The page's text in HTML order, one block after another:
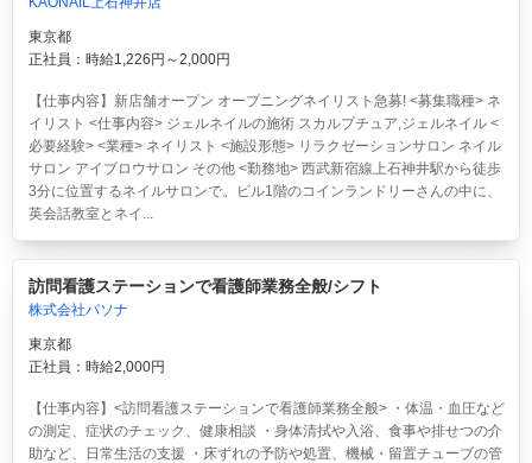
東京都
正社員：時給1,226円～2,000円
【仕事内容】新店舗オープン オープニングネイリスト急募! <募集職種> ネ
イリスト <仕事内容> ジェルネイルの施術 スカルプチュア,ジェルネイル <
必要経験> <業種> ネイリスト <施設形態> リラクゼーションサロン ネイル
サロン アイブロウサロン その他 <勤務地> 西武新宿線上石神井駅から徒歩
3分に位置するネイルサロンで。ビル1階のコインランドリーさんの中に、
英会話教室とネイ...
訪問看護ステーションで看護師業務全般/シフト
株式会社パソナ
東京都
正社員：時給2,000円
【仕事内容】<訪問看護ステーションで看護師業務全般> ・体温・血圧など
の測定、症状のチェック、健康相談 ・身体清拭や入浴、食事や排せつの介
助など、日常生活の支援 ・床ずれの予防や処置、機械・留置チューブの管